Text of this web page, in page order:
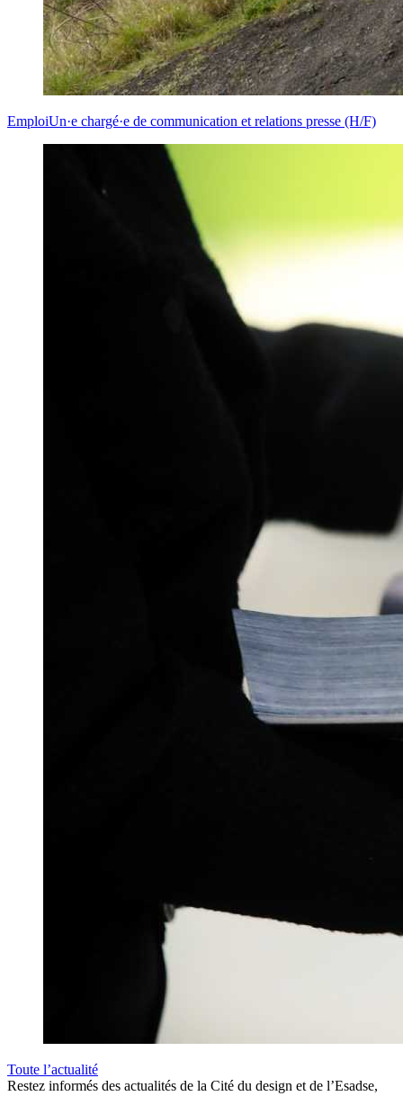
EmploiUn·e chargé·e de communication et relations presse (H/F)
Toute l’actualité
Restez informés des actualités de la Cité du design et de l’Esadse,